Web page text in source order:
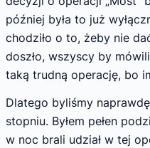
później była to już
chodziło o to, żeby nie
doszło, wszyscy by
taką trudną operację, bo
Dlatego byliśmy
stopniu. Byłem pełen
w noc brali udział w tej